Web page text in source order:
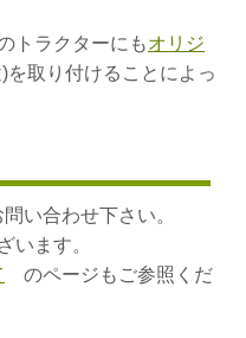
トラクターにもオリジ
を取り付けることによっ
い合わせ下さい。
います。
のページもご参照くだ